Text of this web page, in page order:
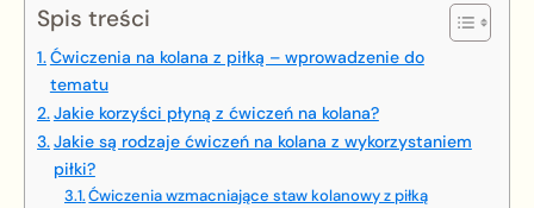
Spis treści
Ćwiczenia na kolana z piłką – wprowadzenie do
tematu
Jakie korzyści płyną z ćwiczeń na kolana?
Jakie są rodzaje ćwiczeń na kolana z wykorzystaniem
piłki?
Ćwiczenia wzmacniające staw kolanowy z piłką